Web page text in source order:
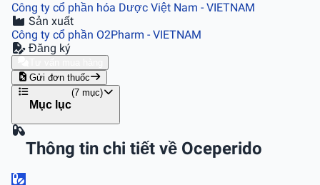
Công ty cổ phần hóa Dược Việt Nam - VIETNAM
Sản xuất
Công ty cổ phần O2Pharm - VIETNAM
Đăng ký
Gửi đơn thuốc
Mục lục
(7 mục)
Thông tin chi tiết về Oceperido